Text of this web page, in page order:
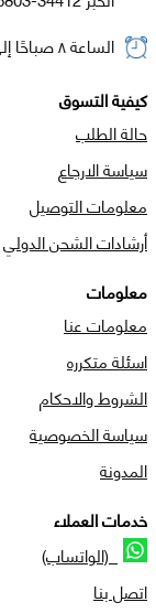
الساعة ٨ صباحًا إلى ٤ مساء من الأحد إلى الخميس
كيفية التسوق
حالة الطلب
سياسة الارجاع
معلومات التوصيل
أرشادات الشحن الدولي
معلومات
معلومات عنا
اسئلة متكرره
الشروط والاحكام
سياسة الخصوصية
المدونة
خدمات العملاء
(الواتساب)
اتصل بنا